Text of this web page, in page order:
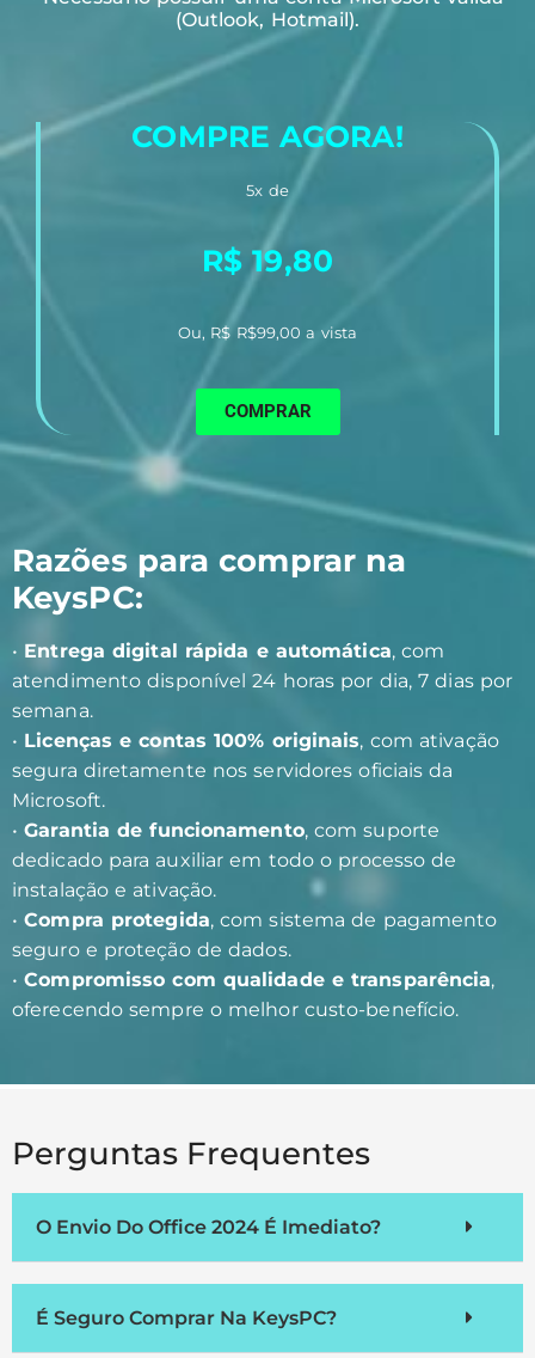
(Outlook, Hotmail).
COMPRE AGORA!
5x de
R$ 19,80
Ou, R$ R$99,00 a vista
COMPRAR
Razões para comprar na
KeysPC:
• Entrega digital rápida e automática, com
atendimento disponível 24 horas por dia, 7 dias por
semana.
• Licenças e contas 100% originais, com ativação
segura diretamente nos servidores oficiais da
Microsoft.
•Garantia de funcionamento, com suporte
dedicado para auxiliar em todo o processo de
instalação e ativação.
•Compra protegida, com sistema de pagamento
seguro e proteção de dados.
•Compromisso com qualidade e transparência,
oferecendo sempre o melhor custo-benefício.
Perguntas Frequentes
O Envio Do Office 2024 É Imediato?
É Seguro Comprar Na KeysPC?